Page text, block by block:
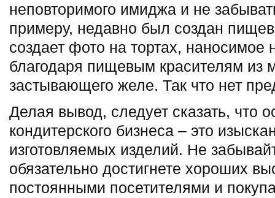
неповторимого имиджа и не
примеру, недавно был создан
создает фото на тортах, наносимое
благодаря пищевым красителям из
застывающего желе. Так что нет
Делая вывод, следует сказать, что
кондитерского бизнеса – это
изготовляемых изделий. Не
обязательно достигнете хороших
постоянными посетителями и